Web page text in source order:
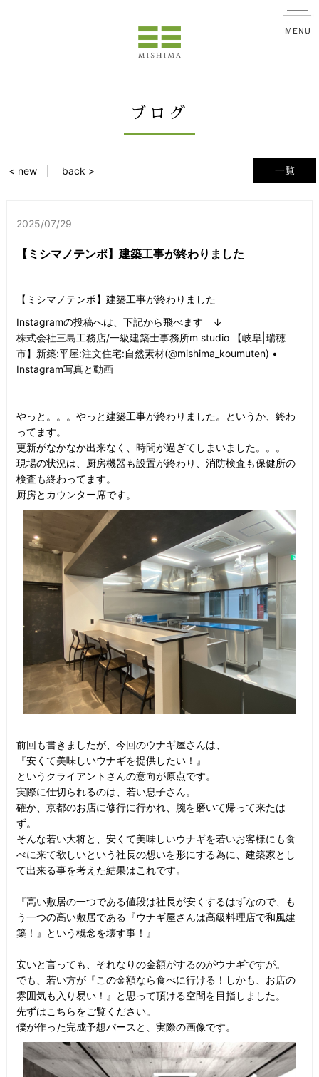
ブログ
一覧
< new back >
2025/07/29
【ミシマノテンポ】建築工事が終わりました
【ミシマノテンポ】建築工事が終わりました
Instagramの投稿へは、下記から飛べます ↓
株式会社三島工務店/一級建築士事務所m studio 【岐阜|瑞穂
市】新築:平屋:注文住宅:自然素材(@mishima_koumuten) •
Instagram写真と動画
やっと。。。やっと建築工事が終わりました。というか、終わ
ってます。
更新がなかなか出来なく、時間が過ぎてしまいました。。。
現場の状況は、厨房機器も設置が終わり、消防検査も保健所の
検査も終わってます。
厨房とカウンター席です。
前回も書きましたが、今回のウナギ屋さんは、
『安くて美味しいウナギを提供したい！』
というクライアントさんの意向が原点です。
実際に仕切られるのは、若い息子さん。
確か、京都のお店に修行に行かれ、腕を磨いて帰って来たは
ず。
そんな若い大将と、安くて美味しいウナギを若いお客様にも食
べに来て欲しいという社長の想いを形にする為に、建築家とし
て出来る事を考えた結果はこれです。
『高い敷居の一つである値段は社長が安くするはずなので、も
う一つの高い敷居である『ウナギ屋さんは高級料理店で和風建
築！』という概念を壊す事！』
安いと言っても、それなりの金額がするのがウナギですが。
でも、若い方が『この金額なら食べに行ける！しかも、お店の
雰囲気も入り易い！』と思って頂ける空間を目指しました。
先ずはこちらをご覧ください。
僕が作った完成予想パースと、実際の画像です。